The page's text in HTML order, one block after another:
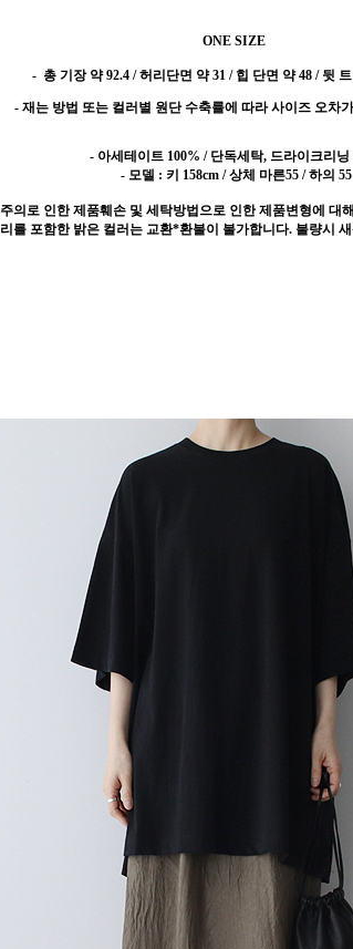
ONE SIZE
- 총 기장 약 92.4 / 허리단면 약 31 / 힙 단면 약 48 / 뒷
- 재는 방법 또는 컬러별 원단 수축률에 따라 사이즈 오차
- 아세테이트 100% / 단독세탁, 드라이크리
- 모델 : 키 158cm / 상체 마른55 / 하의 55
의로 인한 제품훼손 및 세탁방법으로 인한 제품변형에 대
를 포함한 밝은 컬러는 교환*환불이 불가합니다. 불량시